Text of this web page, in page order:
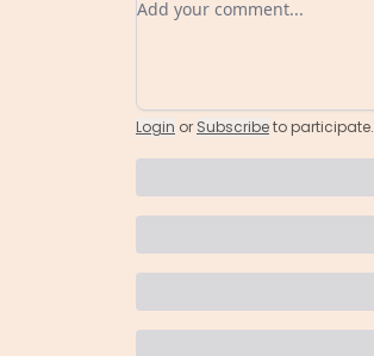
Login or Subscribeto participate.